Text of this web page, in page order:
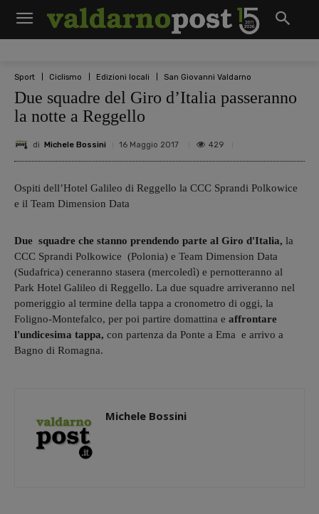
Sport Ciclismo Edizioni locali San Giovanni Valdarno
Due squadre del Giro d’Italia passeranno
la notte a Reggello
di Michele Bossini 16 Maggio 2017 429
Ospiti dell’Hotel Galileo di Reggello la CCC Sprandi Polkowice
e il Team Dimension Data
Due squadre che stanno prendendo parte al Giro d'Italia, la
CCC Sprandi Polkowice (Polonia) e Team Dimension Data
(Sudafrica) ceneranno stasera (mercoledì) e pernotteranno al
Park Hotel Galileo di Reggello. La due squadre arriveranno nel
pomeriggio al termine della tappa a cronometro di oggi, la
Foligno-Montefalco, per poi partire domattina e affrontare
l'undicesima tappa, con partenza da Ponte a Ema e arrivo a
Bagno di Romagna.
Michele Bossini